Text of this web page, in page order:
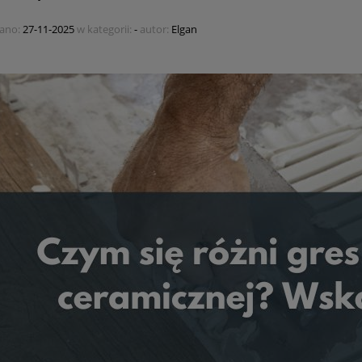
27-11-2025w kategorii: - autor: Elgan